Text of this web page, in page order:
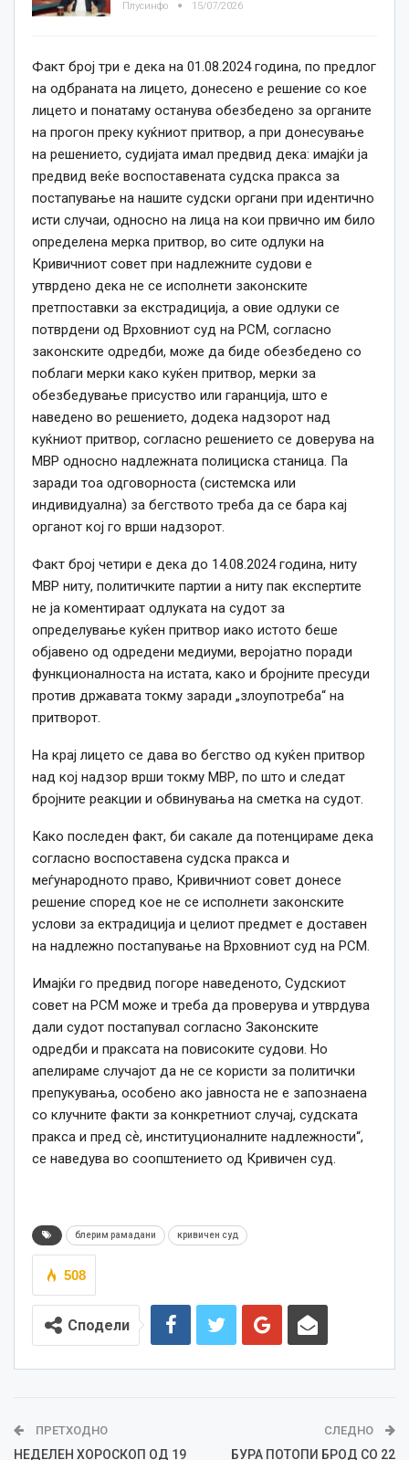
Плусинфо 15/07/2026
Факт број три е дека на 01.08.2024 година, по предлог
на одбраната на лицето, донесено е решение со кое
лицето и понатаму останува обезбедено за органите
на прогон преку куќниот притвор, а при донесување
на решението, судијата имал предвид дека: имајќи ја
предвид веќе воспоставената судска пракса за
постапување на нашите судски органи при идентично
исти случаи, односно на лица на кои првично им било
определена мерка притвор, во сите одлуки на
Кривичниот совет при надлежните судови е
утврдено дека не се исполнети законските
претпоставки за екстрадиција, а овие одлуки се
потврдени од Врховниот суд на РСМ, согласно
законските одредби, може да биде обезбедено со
поблаги мерки како куќен притвор, мерки за
обезбедување присуство или гаранција, што е
наведено во решението, додека надзорот над
куќниот притвор, согласно решението се доверува на
МВР односно надлежната полициска станица. Па
заради тоа одговорноста (системска или
индивидуална) за бегството треба да се бара кај
органот кој го врши надзорот.
Факт број четири е дека до 14.08.2024 година, ниту
МВР ниту, политичките партии а ниту пак експертите
не ја коментираат одлуката на судот за
определување куќен притвор иако истото беше
објавено од одредени медиуми, веројатно поради
функционалноста на истата, како и бројните пресуди
против државата токму заради „злоупотреба“ на
притворот.
На крај лицето се дава во бегство од куќен притвор
над кој надзор врши токму МВР, по што и следат
бројните реакции и обвинувања на сметка на судот.
Како последен факт, би сакале да потенцираме дека
согласно воспоставена судска пракса и
меѓународното право, Кривичниот совет донесе
решение според кое не се исполнети законските
услови за ектрадиција и целиот предмет е доставен
на надлежно постапување на Врховниот суд на РСМ.
Имајќи го предвид погоре наведеното, Судскиот
совет на РСМ може и треба да проверува и утврдува
дали судот постапувал согласно Законските
одредби и праксата на повисоките судови. Но
апелираме случајот да не се користи за политички
препукувања, особено ако јавноста не е запознаена
со клучните факти за конкретниот случај, судската
пракса и пред сѐ, институционалните надлежности“,
се наведува во соопштението од Кривичен суд.
блерим рамадани кривичен суд
508
Сподели
ПРЕТХОДНО
НЕДЕЛЕН ХОРОСКОП ОД 19
СЛЕДНО
БУРА ПОТОПИ БРОД СО 22